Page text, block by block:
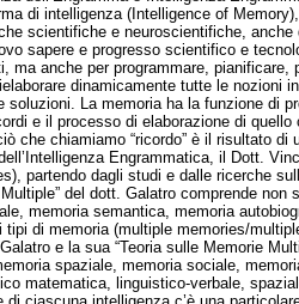
di intelligenza (Intelligence of
scientifiche e neuroscientifiche,
sapere e progresso scientifico e
ma anche per programmare, pianificare,
dinamicamente tutte le nozioni
soluzioni. La memoria ha la funzione di
e il processo di elaborazione di
che chiamiamo “ricordo” è il risultato
Engrammatica, il Dott.
partendo dagli studi e dalle ricerche
del dott. Galatro comprende
memoria semantica, memoria
di memoria (multiple memories/
e la sua “Teoria sulle Memorie
spaziale, memoria sociale,
matematica, linguistico-verbale,